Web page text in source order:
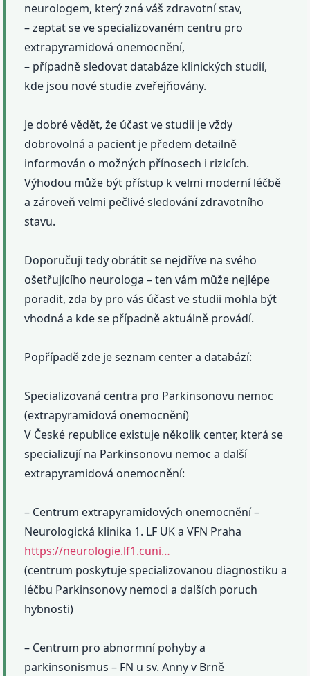
neurologem, který zná váš zdravotní stav,
– zeptat se ve specializovaném centru pro
extrapyramidová onemocnění,
– případně sledovat databáze klinických studií,
kde jsou nové studie zveřejňovány.
Je dobré vědět, že účast ve studii je vždy
dobrovolná a pacient je předem detailně
informován o možných přínosech i rizicích.
Výhodou může být přístup k velmi moderní léčbě
a zároveň velmi pečlivé sledování zdravotního
stavu.
Doporučuji tedy obrátit se nejdříve na svého
ošetřujícího neurologa – ten vám může nejlépe
poradit, zda by pro vás účast ve studii mohla být
vhodná a kde se případně aktuálně provádí.
Popřípadě zde je seznam center a databází:
Specializovaná centra pro Parkinsonovu nemoc
(extrapyramidová onemocnění)
V České republice existuje několik center, která se
specializují na Parkinsonovu nemoc a další
extrapyramidová onemocnění:
– Centrum extrapyramidových onemocnění –
Neurologická klinika 1. LF UK a VFN Praha
https://neurologie.lf1.cuni…
(centrum poskytuje specializovanou diagnostiku a
léčbu Parkinsonovy nemoci a dalších poruch
hybnosti)
– Centrum pro abnormní pohyby a
parkinsonismus – FN u sv. Anny v Brně